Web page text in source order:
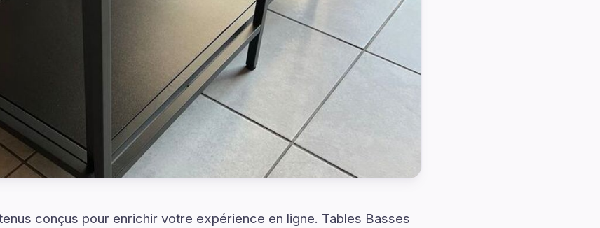
conçus pour enrichir votre expérience en ligne. Tables Basses